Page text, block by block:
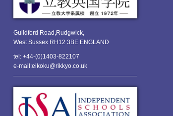
Guildford Road,Rudgwick,
West Sussex RH12 3BE ENGLAND
tel: +44-(0)1403-822107
e-mail:eikoku@rikkyo.co.uk